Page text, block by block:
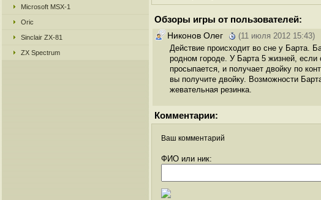
Microsoft MSX-1
Oric
Sinclair ZX-81
ZX Spectrum
Обзоры игры от пользователей:
Никонов Олег
(11 июля 2012 15:43)
Действие происходит во сне у Барта.
родном городе. У Барта 5 жизней, если
просыпается, и получает двойку по
вы получите двойку. Возможности
жевательная резинка.
Комментарии:
Ваш комментарий
ФИО или ник: